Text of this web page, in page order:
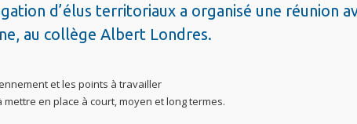
d’élus territoriaux a organisé une réunion
au collège Albert Londres.
et les points à travailler
en place à court, moyen et long termes.